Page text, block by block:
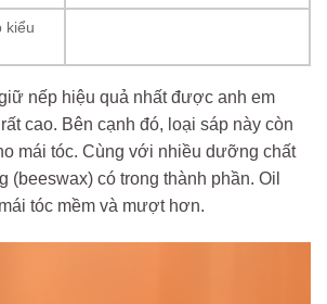
kiểu
nếp hiệu quả nhất được anh em
cao. Bên cạnh đó, loại sáp này còn
mái tóc. Cùng với nhiều dưỡng chất
(beeswax) có trong thành phần. Oil
tóc mềm và mượt hơn.